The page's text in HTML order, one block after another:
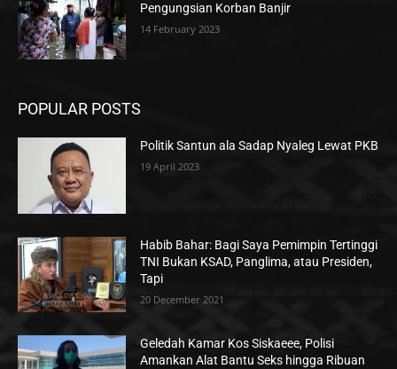
Pengungsian Korban Banjir
14 February 2023
POPULAR POSTS
Politik Santun ala Sadap Nyaleg Lewat PKB
19 April 2023
Habib Bahar: Bagi Saya Pemimpin Tertinggi
TNI Bukan KSAD, Panglima, atau Presiden,
Tapi
20 December 2021
Geledah Kamar Kos Siskaeee, Polisi
Amankan Alat Bantu Seks hingga Ribuan